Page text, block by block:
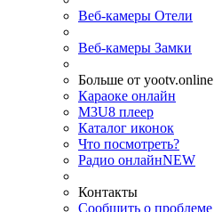
Веб-камеры Отели
Веб-камеры Замки
Больше от yootv.online
Караоке онлайн
M3U8 плеер
Каталог иконок
Что посмотреть?
Радио онлайнNEW
Контакты
Сообщить о проблеме